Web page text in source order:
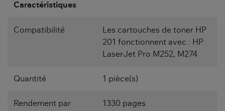
Caractéristiques
Compatibilité
Les cartouches de toner HP
201 fonctionnent avec : HP
LaserJet Pro M252, M274
Quantité 1 pièce(s)
Rendement par
1330 pages